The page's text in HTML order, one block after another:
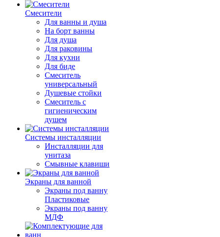
Смесители
Для ванны и душа
На борт ванны
Для душа
Для раковины
Для кухни
Для биде
Смеситель
универсальный
Душевые стойки
Смеситель с
гигиеническим
душем
Системы инсталляции
Инсталляции для
унитаза
Смывные клавиши
Экраны для ванной
Экраны под ванну
Пластиковые
Экраны под ванну
МДФ